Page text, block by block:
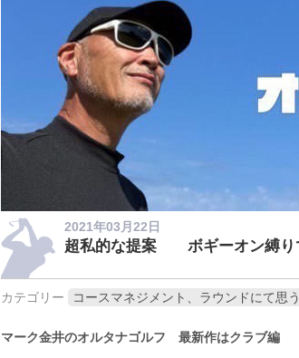
2021年03月22日
超私的な提案 ボギーオン縛り
カテゴリー コースマネジメント、ラウンドにて思う
マーク金井のオルタナゴルフ 最新作はクラブ編